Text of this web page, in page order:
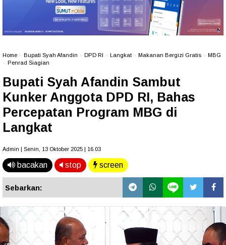
Home Bupati Syah Afandin DPD RI Langkat Makanan Bergizi Gratis
MBG
Penrad Siagian
Bupati Syah Afandin Sambut
Kunker Anggota DPD RI, Bahas
Percepatan Program MBG di
Langkat
Admin | Senin, 13 Oktober 2025 | 16.03
bacakan stop screen
Sebarkan: